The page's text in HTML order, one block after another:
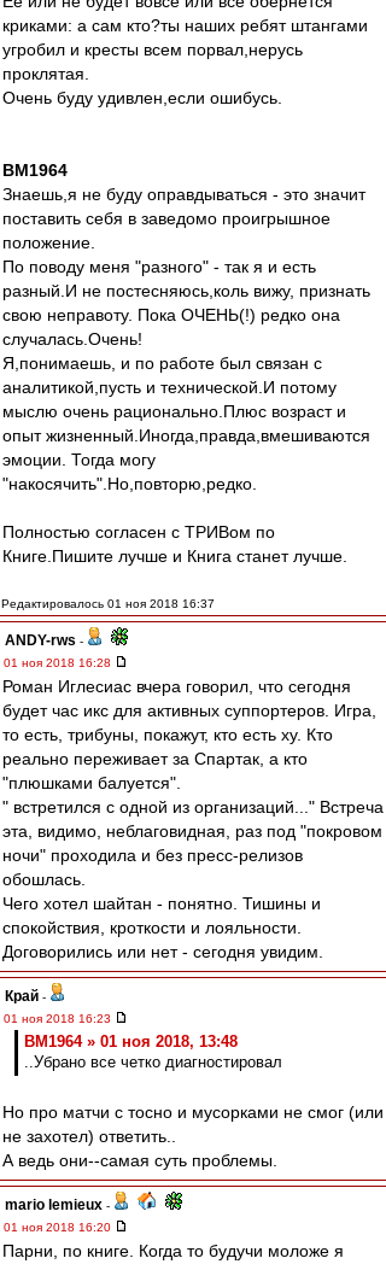
криками: а сам кто?ты наших ребят штангами
угробил и кресты всем порвал,нерусь
проклятая.
Очень буду удивлен,если ошибусь.
BM1964
Знаешь,я не буду оправдываться - это значит
поставить себя в заведомо проигрышное
положение.
По поводу меня "разного" - так я и есть
разный.И не постесняюсь,коль вижу, признать
свою неправоту. Пока ОЧЕНЬ(!) редко она
случалась.Очень!
Я,понимаешь, и по работе был связан с
аналитикой,пусть и технической.И потому
мыслю очень рационально.Плюс возраст и
опыт жизненный.Иногда,правда,вмешиваются
эмоции. Тогда могу
"накосячить".Но,повторю,редко.
Полностью согласен с ТРИВом по
Книге.Пишите лучше и Книга станет лучше.
Редактировалось 01 ноя 2018 16:37
ANDY-rws -
01 ноя 2018 16:28
Роман Иглесиас вчера говорил, что сегодня
будет час икс для активных суппортеров. Игра,
то есть, трибуны, покажут, кто есть ху. Кто
реально переживает за Спартак, а кто
"плюшками балуется".
" встретился с одной из организаций..." Встреча
эта, видимо, неблаговидная, раз под "покровом
ночи" проходила и без пресс-релизов
обошлась.
Чего хотел шайтан - понятно. Тишины и
спокойствия, кроткости и лояльности.
Договорились или нет - сегодня увидим.
Край -
01 ноя 2018 16:23
BM1964 » 01 ноя 2018, 13:48
..Убрано все четко диагностировал
Но про матчи с тосно и мусорками не смог (или
не захотел) ответить..
А ведь они--самая суть проблемы.
mario lemieux -
01 ноя 2018 16:20
Парни, по книге. Когда то будучи моложе я